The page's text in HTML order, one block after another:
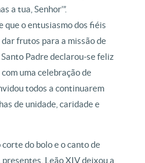
a tua, Senhor’”.
que o entusiasmo dos fiéis
frutos para a missão de
Padre declarou-se feliz
uma celebração de
todos a continuarem
de unidade, caridade e
do bolo e o canto de
Leão XIV deixou a